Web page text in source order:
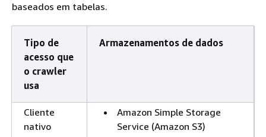
baseados em tabelas.
Tipo de
acesso que
o crawler
usa
Armazenamentos de dados
Cliente
nativo
Amazon Simple Storage
Service (Amazon S3)